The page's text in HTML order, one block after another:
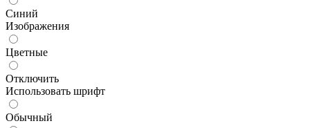
Синий
Изображения
Цветные
Отключить
Использовать шрифт
Обычный